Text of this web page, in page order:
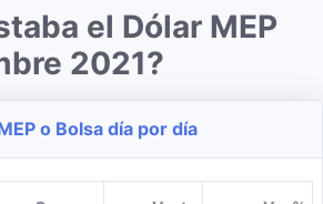
el Dólar MEP
2021?
o Bolsa día por día